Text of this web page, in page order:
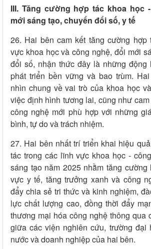
III. Tăng cường hợp tác khoa học
mới sáng tạo, chuyển đổi số, y tế
26. Hai bên cam kết tăng cường hợp
vực khoa học và công nghệ, đổi mới
đổi số, nhận thức đây là những động
phát triển bền vững và bao trùm.
nhìn chung về vai trò của khoa học
việc định hình tương lai, cũng như
công nghệ mới phù hợp với những
bình, tự do và trách nhiệm.
27. Hai bên nhất trí triển khai hiệu
tác trong các lĩnh vực khoa học -
sáng tạo năm 2025 nhằm tăng cường
vực y tế, tăng trưởng xanh và công
đẩy chia sẻ tri thức và kinh nghiệm,
lực chất lượng cao, đồng thời đẩy
thương mại hóa công nghệ thông qua
giữa các viện nghiên cứu, trường đại
nước và doanh nghiệp của hai bên.